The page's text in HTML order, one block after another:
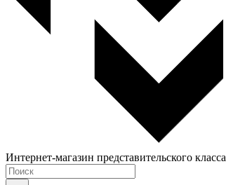
Интернет-магазин представительского класса